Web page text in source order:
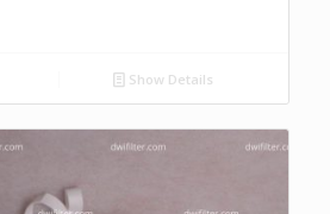
Show Details